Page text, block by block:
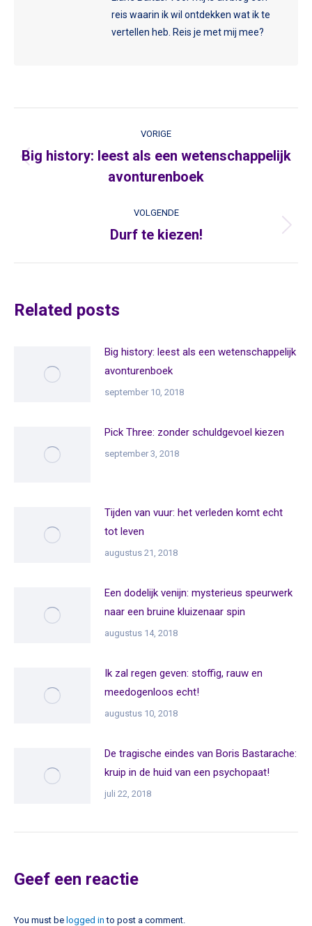
reis waarin ik wil ontdekken wat ik te
vertellen heb. Reis je met mij mee?
navigation
VORIGE
Vorige
Big history: leest als een wetenschappelijk
avonturenboek
VOLGENDE
Volgende
Durf te kiezen!
Related posts
Big history: leest als een wetenschappelijk
avonturenboek
september 10, 2018
Pick Three: zonder schuldgevoel kiezen
september 3, 2018
Tijden van vuur: het verleden komt echt
tot leven
augustus 21, 2018
Een dodelijk venijn: mysterieus speurwerk
naar een bruine kluizenaar spin
augustus 14, 2018
Ik zal regen geven: stoffig, rauw en
meedogenloos echt!
augustus 10, 2018
De tragische eindes van Boris Bastarache:
kruip in de huid van een psychopaat!
juli 22, 2018
Geef een reactie
You must be logged in to post a comment.